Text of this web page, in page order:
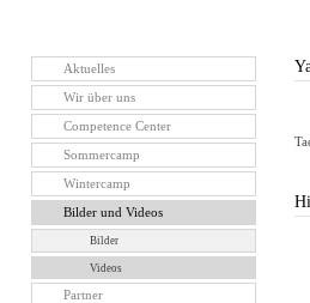
Aktuelles
Wir über uns
Competence Center
Sommercamp
Wintercamp
Bilder und Videos
Bilder
Videos
Partner